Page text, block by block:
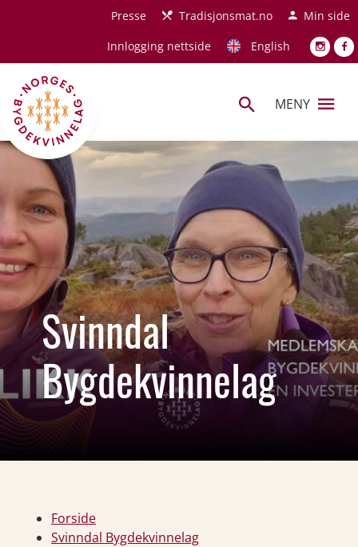
Hopp til hovedinnholdPresse Tradisjonsmat.no
Min side
Innlogging nettside
English
MENY
Svinndal
Bygdekvinnelag
Forside
Svinndal Bygdekvinnelag